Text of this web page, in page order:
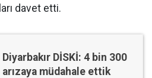
davet etti.
Diyarbakır DİSKİ: 4 bin 300
arızaya müdahale ettik